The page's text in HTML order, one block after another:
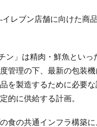
イレブン店舗に向けた商
チン」は精肉・鮮魚とい
管理の下、最新の包装
を製造するために必要
的に供給する計画。
食の共通インフラ構築